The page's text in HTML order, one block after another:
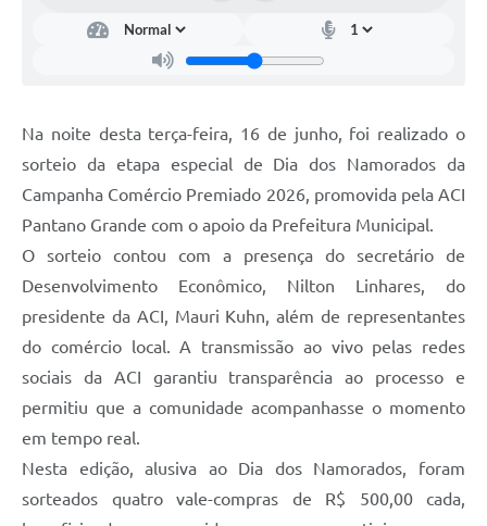
Contas Públicas
Editais
Links
Agenda
SIC
Diário Oficial
Na noite desta terça-feira, 16 de junho, foi realizado o
sorteio da etapa especial de Dia dos Namorados da
Campanha Comércio Premiado 2026, promovida pela ACI
Pantano Grande com o apoio da Prefeitura Municipal.
O sorteio contou com a presença do secretário de
Desenvolvimento Econômico, Nilton Linhares, do
presidente da ACI, Mauri Kuhn, além de representantes
do comércio local. A transmissão ao vivo pelas redes
sociais da ACI garantiu transparência ao processo e
permitiu que a comunidade acompanhasse o momento
em tempo real.
Nesta edição, alusiva ao Dia dos Namorados, foram
sorteados quatro vale-compras de R$ 500,00 cada,